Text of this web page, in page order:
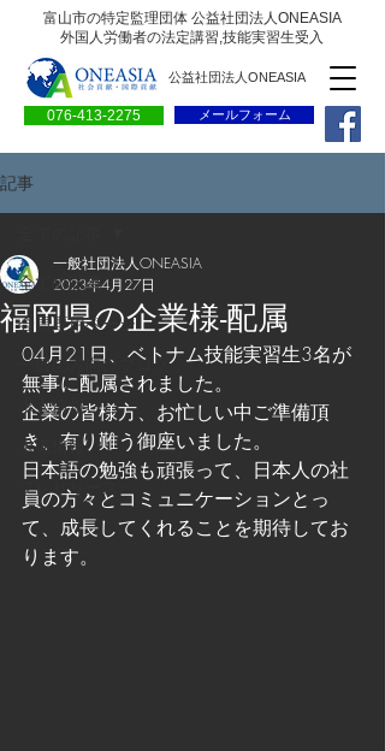
富山市の特定監理団体 公益社団法人ONEASIA
外国人労働者の法定講習,技能実習生受入
076-413-2275
公益社団法人ONEASIA
メールフォーム
記事
全ての記事
会員専用ページ
一般の方向けブログ
求人情報
求職情報
プレリリース
福岡県の企業様-配属
一般社団法人ONEASIA
2023年4月27日
04月21日、ベトナム技能実習生3名が
無事に配属されました。
企業の皆様方、お忙しい中ご準備頂
き、有り難う御座いました。
日本語の勉強も頑張って、日本人の社
員の方々とコミュニケーションとっ
て、成長してくれることを期待してお
ります。